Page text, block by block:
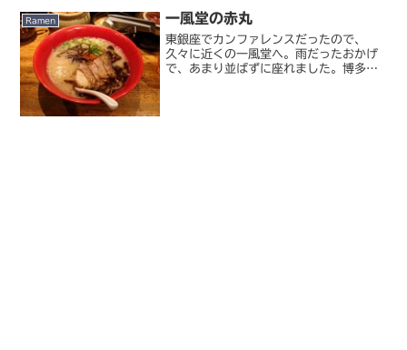
に余裕がないことが多く...
Ramen 一風堂の赤丸
東銀座でカンファレンスだったので、
久々に近くの一風堂へ。雨だったおかげ
で、あまり並ばずに座れました。博多一